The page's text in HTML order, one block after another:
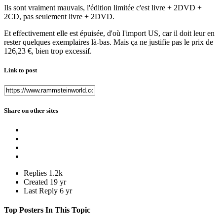
Ils sont vraiment mauvais, l'édition limitée c'est livre + 2DVD +
2CD, pas seulement livre + 2DVD.
Et effectivement elle est épuisée, d'où l'import US, car il doit leur en
rester quelques exemplaires là-bas. Mais ça ne justifie pas le prix de
126,23 €, bien trop excessif.
Link to post
Share on other sites
Replies 1.2k
Created 19 yr
Last Reply 6 yr
Top Posters In This Topic